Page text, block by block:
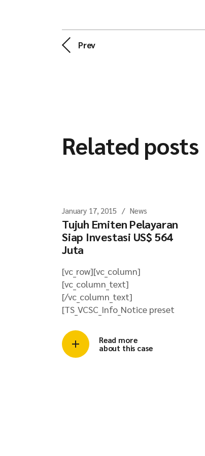
Prev
Related posts
January 17, 2015 News
Tujuh Emiten Pelayaran
Siap Investasi US$ 564
Juta
[vc_row][vc_column]
[vc_column_text]
[/vc_column_text]
[TS_VCSC_Info_Notice preset
Read more
about this case